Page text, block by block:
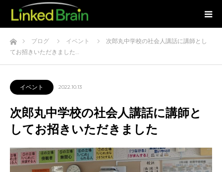
ホームブログ イベント
次郎丸中学校の社会人講話に講師とし
てお招きいただきました…
イベント 2022.10.13
次郎丸中学校の社会人講話に講師と
してお招きいただきました